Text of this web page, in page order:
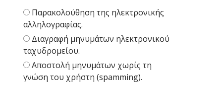
Παρακολούθηση της ηλεκτρονικής
αλληλογραφίας.
Διαγραφή μηνυμάτων ηλεκτρονικού
ταχυδρομείου.
Αποστολή μηνυμάτων χωρίς τη
γνώση του χρήστη (spamming).